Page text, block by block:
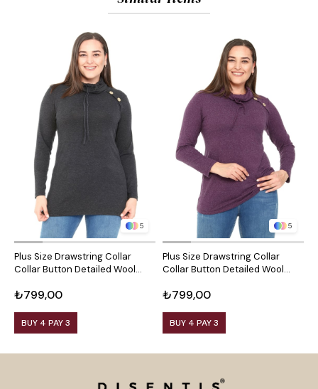
5
Plus Size Drawstring Collar
Collar Button Detailed Wool
₺799,00
BUY 4 PAY 3
5
Plus Size Drawstring Collar
Collar Button Detailed Wool
₺799,00
BUY 4 PAY 3